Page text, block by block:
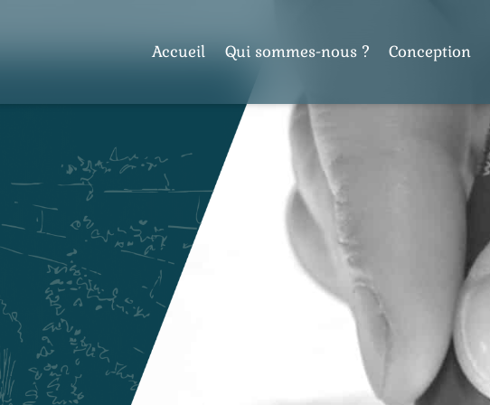
Accueil Qui sommes-nous ? Conception